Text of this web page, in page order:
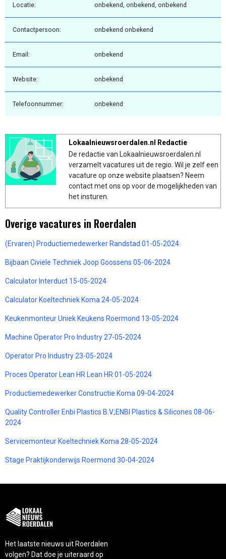
Locatie: onbekend, onbekend, onbekend
Contactpersoon: onbekend onbekend
Email: onbekend
Website: onbekend
Telefoonnummer: onbekend
Lokaalnieuwsroerdalen.nl Redactie
De redactie van Lokaalnieuwsroerdalen.nl
verzamelt vacatures uit de regio. Wil je zelf een
vacature op onze website plaatsen? Neem
contact met ons op voor de mogelijkheden van
het insturen.
Overige vacatures in Roerdalen
(Ervaren) Productiemedewerker Randstad 01-05-2024
Bijbaan Civiele Techniek Joop Goossens 05-06-2024
Calculator Interduct 15-05-2024
Calculator Koeltechniek Koma 24-05-2024
Keukenmonteur Uniek Keukens Roermond 13-05-2024
Machine Operator Pro Industry 27-05-2024
Operator Pro Industry 23-05-2024
Proces Operator Lean HR Lean HR 01-05-2024
Productiemedewerker Constructie Koma 09-04-2024
Quality Controller Enbi Plastics B.V.;ENBI Plastics & Silicones 08-06-
2024
Servicemonteur Koeltechniek Koma 28-05-2024
Stage Praktijkonderwijs Roermond 30-04-2024
Het laatste nieuws uit Roerdalen
volgen? Dat doe je uiteraard op